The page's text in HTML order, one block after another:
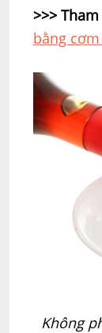
>>>
bằng
Không